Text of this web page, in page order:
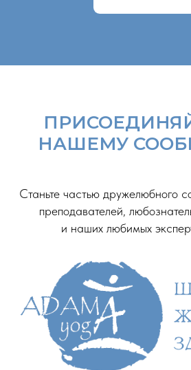
НАШЕМУ
Станьте частью дружелюбного
преподавателей,
и наших любимых